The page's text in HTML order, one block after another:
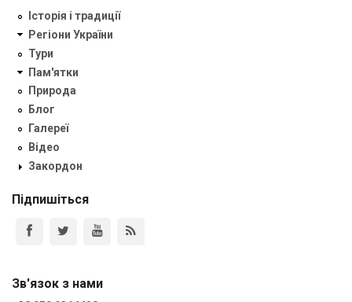
Історія і традиції
Регіони України
Тури
Пам'ятки
Природа
Блог
Галереї
Відео
Закордон
Підпишіться
Зв'язок з нами